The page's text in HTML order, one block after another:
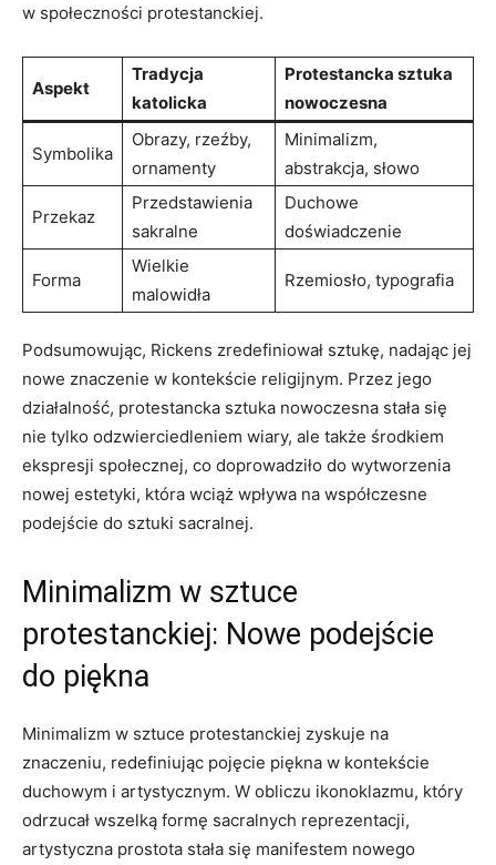
w społeczności protestanckiej.
Aspekt
Tradycja
katolicka
Protestancka sztuka
nowoczesna
Symbolika
Obrazy, rzeźby,
ornamenty
Minimalizm,
abstrakcja, słowo
Przekaz
Przedstawienia
sakralne
Duchowe
doświadczenie
Forma
Wielkie
malowidła
Rzemiosło, typografia
Podsumowując, Rickens zredefiniował sztukę, nadając jej
nowe znaczenie w kontekście religijnym. Przez jego
działalność, protestancka sztuka nowoczesna stała się
nie tylko odzwierciedleniem wiary, ale także środkiem
ekspresji społecznej, co doprowadziło do wytworzenia
nowej estetyki, która wciąż wpływa na współczesne
podejście do sztuki sacralnej.
Minimalizm w sztuce
protestanckiej: Nowe podejście
do piękna
Minimalizm w sztuce protestanckiej zyskuje na
znaczeniu, redefiniując pojęcie piękna w kontekście
duchowym i artystycznym. W obliczu ikonoklazmu, który
odrzucał wszelką formę sacralnych reprezentacji,
artystyczna prostota stała się manifestem nowego